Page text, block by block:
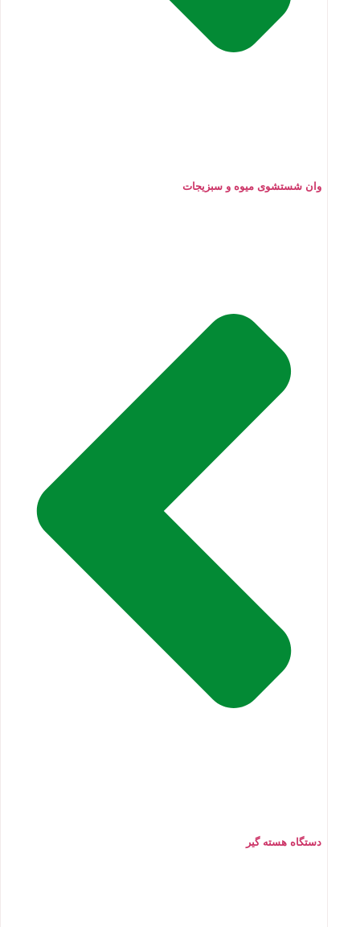
وان شستشوی میوه و سبزیجات
دستگاه هسته گیر